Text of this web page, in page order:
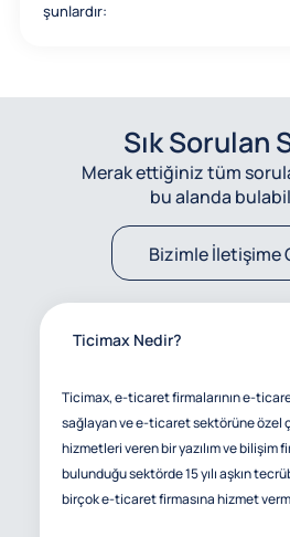
şunlardır:
Sık Sorulan
Merak ettiğiniz tüm
bu alanda
Bizimle İletişime
Ticimax Nedir?
Ticimax, e-ticaret firmalarının e-
sağlayan ve e-ticaret sektörüne özel
hizmetleri veren bir yazılım ve bilişim
bulunduğu sektörde 15 yılı aşkın
birçok e-ticaret firmasına hizmet